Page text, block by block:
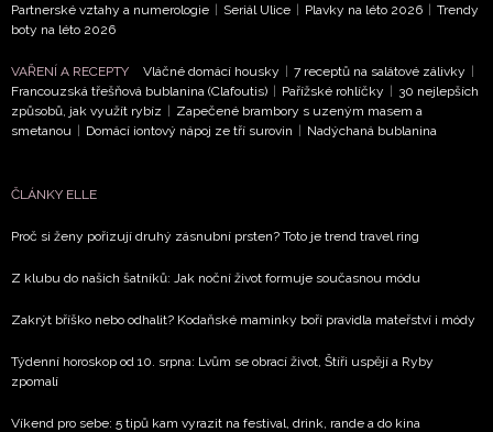
Partnerské vztahy a numerologie | Seriál Ulice | Plavky na léto 2026 | Trendy
boty na léto 2026
VAŘENÍ A RECEPTY Vláčné domácí housky | 7 receptů na salátové zálivky |
Francouzská třešňová bublanina (Clafoutis) | Pařížské rohlíčky | 30 nejlepších
způsobů, jak využít rybíz | Zapečené brambory s uzeným masem a
smetanou | Domácí iontový nápoj ze tří surovin | Nadýchaná bublanina
ČLÁNKY ELLE
Proč si ženy pořizují druhý zásnubní prsten? Toto je trend travel ring
Z klubu do našich šatníků: Jak noční život formuje současnou módu
Zakrýt bříško nebo odhalit? Kodaňské maminky boří pravidla mateřství i módy
Týdenní horoskop od 10. srpna: Lvům se obrací život, Štíři uspějí a Ryby
zpomalí
Víkend pro sebe: 5 tipů kam vyrazit na festival, drink, rande a do kina